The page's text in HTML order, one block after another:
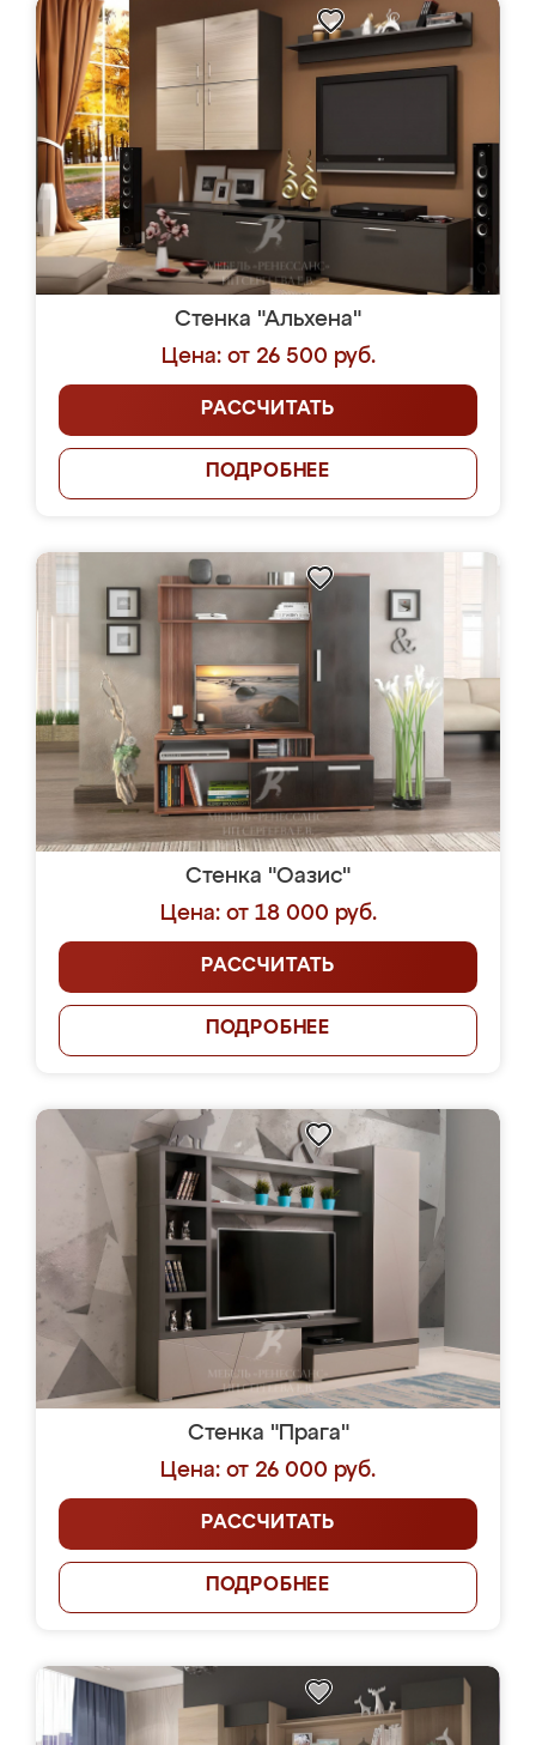
Стенка "Альхена"
Цена: от 26 500 руб.
РАССЧИТАТЬ
ПОДРОБНЕЕ
Стенка "Оазис"
Цена: от 18 000 руб.
РАССЧИТАТЬ
ПОДРОБНЕЕ
Стенка "Прага"
Цена: от 26 000 руб.
РАССЧИТАТЬ
ПОДРОБНЕЕ